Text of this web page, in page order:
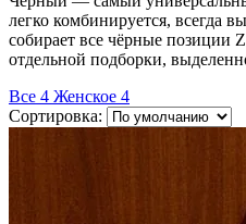
легко комбинируется, всегда
собирает все чёрные позиции
отдельной подборки,
Все 4 Женское 4
Сортировка: